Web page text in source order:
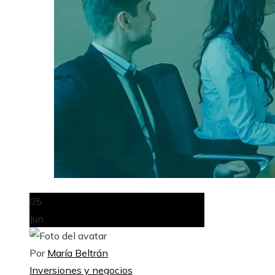
05
Jun
Por María Beltrán
Inversiones y negocios